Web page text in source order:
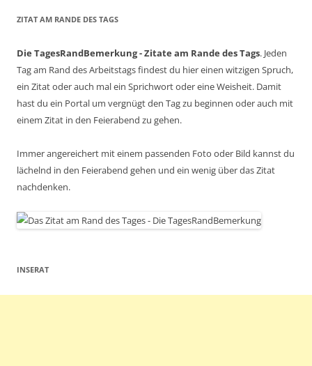
ZITAT AM RANDE DES TAGS
Die TagesRandBemerkung - Zitate am Rande des Tags. Jeden
Tag am Rand des Arbeitstags findest du hier einen witzigen Spruch,
ein Zitat oder auch mal ein Sprichwort oder eine Weisheit. Damit
hast du ein Portal um vergnügt den Tag zu beginnen oder auch mit
einem Zitat in den Feierabend zu gehen.
Immer angereichert mit einem passenden Foto oder Bild kannst du
lächelnd in den Feierabend gehen und ein wenig über das Zitat
nachdenken.
INSERAT